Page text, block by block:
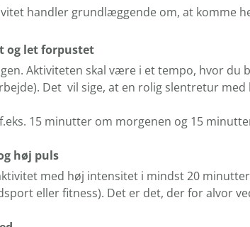
handler grundlæggende om, at komme
og let forpustet
Aktiviteten skal være i et tempo, hvor du
Det vil sige, at en rolig slentretur
15 minutter om morgenen og 15
høj puls
med høj intensitet i mindst 20
eller fitness). Det er det, der for alvor